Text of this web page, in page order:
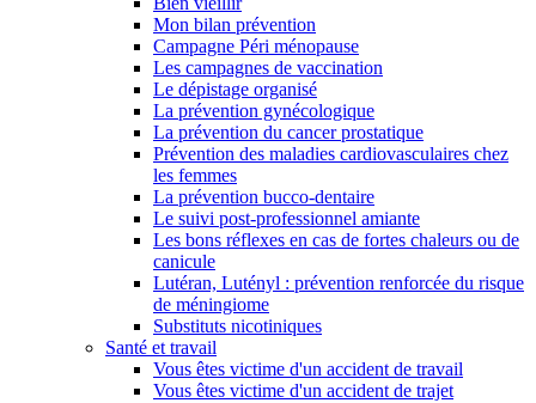
Mon bilan prévention
Campagne Péri ménopause
Les campagnes de vaccination
Le dépistage organisé
La prévention gynécologique
La prévention du cancer prostatique
Prévention des maladies cardiovasculaires chez
les femmes
La prévention bucco-dentaire
Le suivi post-professionnel amiante
Les bons réflexes en cas de fortes chaleurs ou de
canicule
Lutéran, Lutényl : prévention renforcée du risque
de méningiome
Substituts nicotiniques
Santé et travail
Vous êtes victime d'un accident de travail
Vous êtes victime d'un accident de trajet